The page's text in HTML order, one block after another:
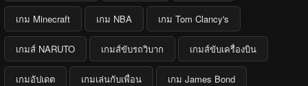
เกม Minecraft เกม NBA เกม Tom Clancy's
เกมส์ NARUTO เกมส์ขับรถวิบาก เกมส์ขับเครื่องบิน
เกมอัปเดต เกมเล่นกับเพื่อน เกม James Bond